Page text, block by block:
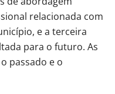
relacionada com
e a terceira
para o futuro. As
passado e o